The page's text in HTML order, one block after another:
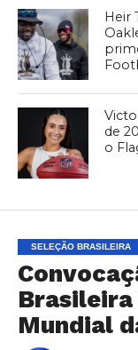
Heir
de
o
SELEÇÃO BRASILEIRA
Brasileira
Mundial